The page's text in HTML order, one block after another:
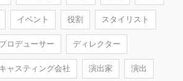
イベント 役割 スタイリスト
プロデューサー ディレクター
キャスティング会社 演出家 演出